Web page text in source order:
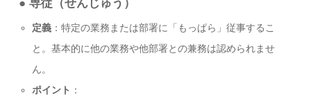
● 専従（せんじゅう）
定義：特定の業務または部署に「もっぱら」従事するこ
と。基本的に他の業務や他部署との兼務は認められませ
ん。
ポイント ：